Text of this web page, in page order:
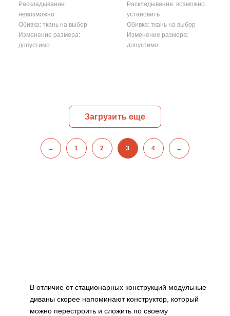
Раскладывание:
невозможно
Обивка: ткань на выбор
Изменение размера:
допустимо
Раскладывание: возможно
установить
Обивка: ткань на выбор
Изменение размера:
допустимо
Загрузить еще
← 1 2 3 4 →
В отличие от стационарных конструкций модульные
диваны скорее напоминают конструктор, который
можно перестроить и сложить по своему